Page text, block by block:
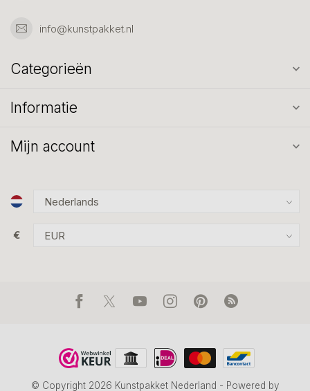
info@kunstpakket.nl
Categorieën
Informatie
Mijn account
€
© Copyright 2026 Kunstpakket Nederland - Powered by